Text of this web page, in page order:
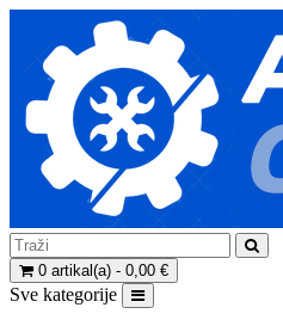
0 artikal(a) - 0,00 €
Sve kategorije